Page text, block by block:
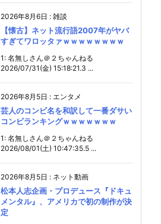
2026年8月6日 : 雑談
【懐古】ネット流行語2007年がヤバ
すぎてワロッタァｗｗｗｗｗｗｗｗ
1: 名無しさん＠２ちゃんねる
2026/07/31(金) 15:18:21.3 ...
2026年8月5日 : エンタメ
芸人のコンビ名を和訳して一番ダサい
コンビランキングｗｗｗｗｗｗｗ
1: 名無しさん＠２ちゃんねる
2026/08/01(土) 10:47:35.5 ...
2026年8月5日 : ネット動画
松本人志企画・プロデュース『ドキュ
メンタル』、アメリカで初の制作が決
定